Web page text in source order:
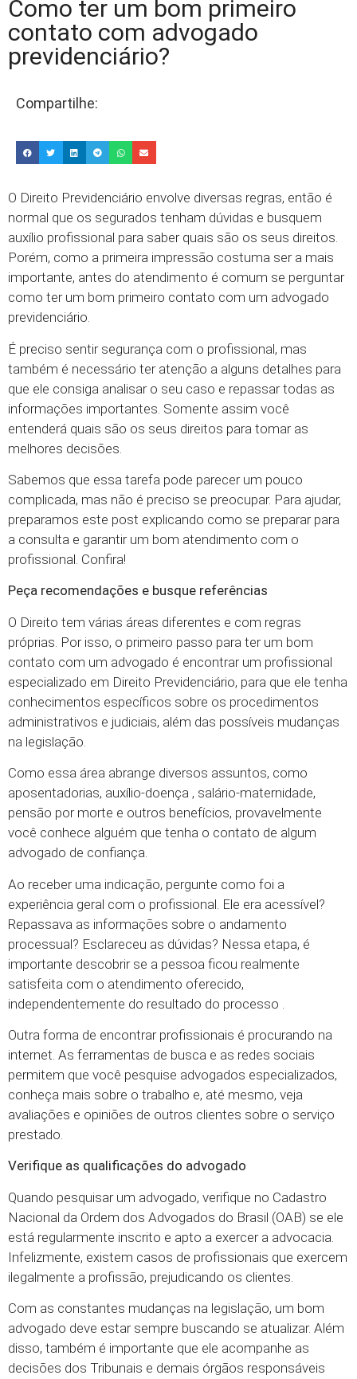
Como ter um bom primeiro
contato com advogado
previdenciário?
Compartilhe:
O Direito Previdenciário envolve diversas regras, então é
normal que os segurados tenham dúvidas e busquem
auxílio profissional para saber quais são os seus direitos.
Porém, como a primeira impressão costuma ser a mais
importante, antes do atendimento é comum se perguntar
como ter um bom primeiro contato com um advogado
previdenciário.
É preciso sentir segurança com o profissional, mas
também é necessário ter atenção a alguns detalhes para
que ele consiga analisar o seu caso e repassar todas as
informações importantes. Somente assim você
entenderá quais são os seus direitos para tomar as
melhores decisões.
Sabemos que essa tarefa pode parecer um pouco
complicada, mas não é preciso se preocupar. Para ajudar,
preparamos este post explicando como se preparar para
a consulta e garantir um bom atendimento com o
profissional. Confira!
Peça recomendações e busque referências
O Direito tem várias áreas diferentes e com regras
próprias. Por isso, o primeiro passo para ter um bom
contato com um advogado é encontrar um profissional
especializado em Direito Previdenciário, para que ele tenha
conhecimentos específicos sobre os procedimentos
administrativos e judiciais, além das possíveis mudanças
na legislação.
Como essa área abrange diversos assuntos, como
aposentadorias, auxílio-doença , salário-maternidade,
pensão por morte e outros benefícios, provavelmente
você conhece alguém que tenha o contato de algum
advogado de confiança.
Ao receber uma indicação, pergunte como foi a
experiência geral com o profissional. Ele era acessível?
Repassava as informações sobre o andamento
processual? Esclareceu as dúvidas? Nessa etapa, é
importante descobrir se a pessoa ficou realmente
satisfeita com o atendimento oferecido,
independentemente do resultado do processo .
Outra forma de encontrar profissionais é procurando na
internet. As ferramentas de busca e as redes sociais
permitem que você pesquise advogados especializados,
conheça mais sobre o trabalho e, até mesmo, veja
avaliações e opiniões de outros clientes sobre o serviço
prestado.
Verifique as qualificações do advogado
Quando pesquisar um advogado, verifique no Cadastro
Nacional da Ordem dos Advogados do Brasil (OAB) se ele
está regularmente inscrito e apto a exercer a advocacia.
Infelizmente, existem casos de profissionais que exercem
ilegalmente a profissão, prejudicando os clientes.
Com as constantes mudanças na legislação, um bom
advogado deve estar sempre buscando se atualizar. Além
disso, também é importante que ele acompanhe as
decisões dos Tribunais e demais órgãos responsáveis